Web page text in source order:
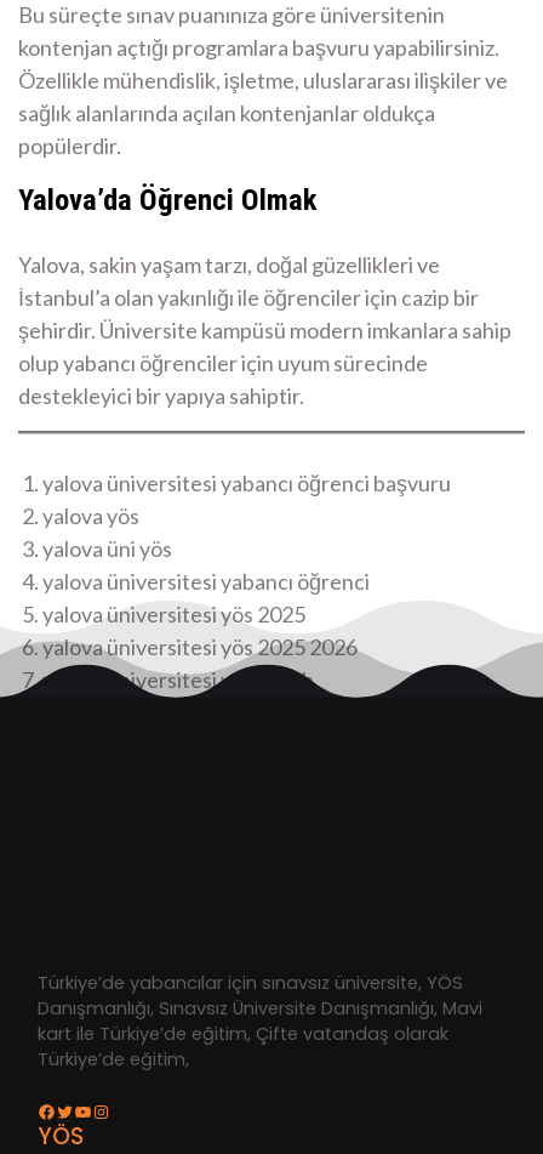
Bu süreçte sınav puanınıza göre üniversitenin
kontenjan açtığı programlara başvuru yapabilirsiniz.
Özellikle mühendislik, işletme, uluslararası ilişkiler ve
sağlık alanlarında açılan kontenjanlar oldukça
popülerdir.
Yalova’da Öğrenci Olmak
Yalova, sakin yaşam tarzı, doğal güzellikleri ve
İstanbul’a olan yakınlığı ile öğrenciler için cazip bir
şehirdir. Üniversite kampüsü modern imkanlara sahip
olup yabancı öğrenciler için uyum sürecinde
destekleyici bir yapıya sahiptir.
yalova üniversitesi yabancı öğrenci başvuru
yalova yös
yalova üni yös
yalova üniversitesi yabancı öğrenci
yalova üniversitesi yös 2025
yalova üniversitesi yös 2025 2026
yalova üniversitesi yös tercih
Türkiye’de yabancılar için sınavsız üniversite, YÖS
Danışmanlığı, Sınavsız Üniversite Danışmanlığı, Mavi
kart ile Türkiye’de eğitim, Çifte vatandaş olarak
Türkiye’de eğitim,
Facebook Twitter YouTube Instagram
YÖS